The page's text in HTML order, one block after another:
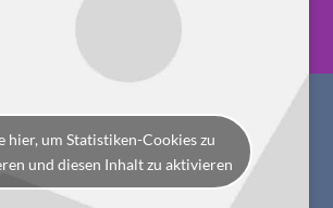
hier, um Statistiken-Cookies zu
und diesen Inhalt zu aktivieren